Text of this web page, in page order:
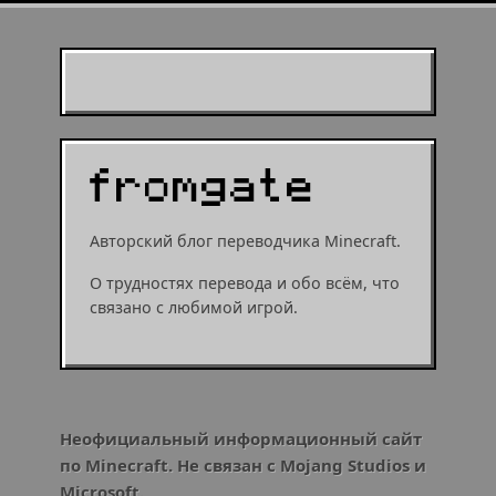
Авторский блог переводчика Minecraft.
О трудностях перевода и обо всём, что
связано с любимой игрой.
муушрумом или мушрумом
Неофициальный информационный сайт
по Minecraft. Не связан с Mojang Studios и